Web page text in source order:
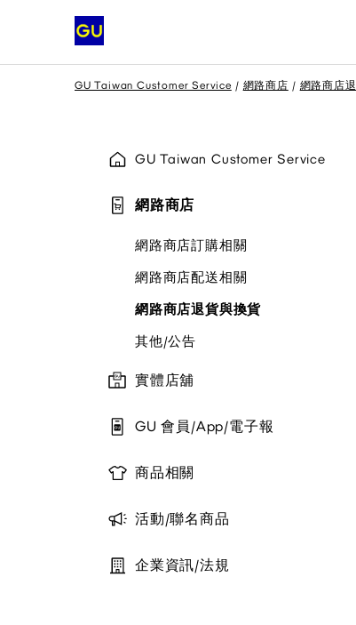
GU Taiwan Customer Service 網路商店 網路商店
GU Taiwan Customer Service
網路商店
網路商店訂購相關
網路商店配送相關
網路商店退貨與換貨
其他/公告
實體店舖
實體店舖退貨與換貨
實體店舖取貨說明
GU 會員/App/電子報
電子報
商品相關
商品庫存查詢
大宗採購服務
活動/聯名商品
聯名系列商品一覽
企業資訊/法規